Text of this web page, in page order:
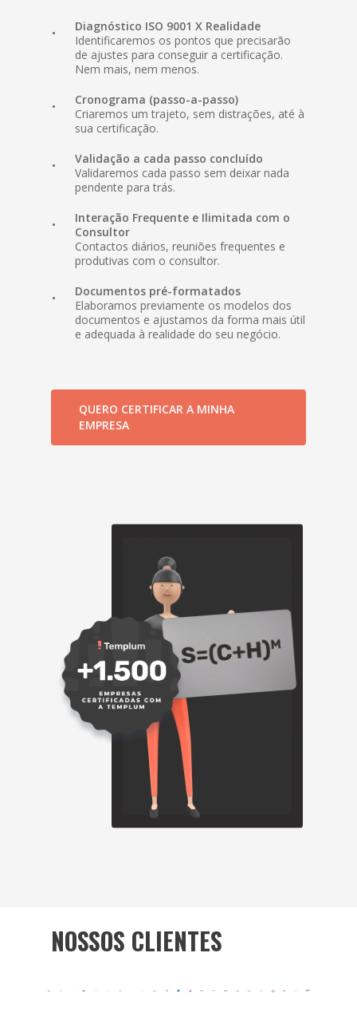
Diagnóstico ISO 9001 X Realidade
Identificaremos os pontos que precisarão
de ajustes para conseguir a certificação.
Nem mais, nem menos.
Cronograma (passo-a-passo)
Criaremos um trajeto, sem distrações, até à
sua certificação.
Validação a cada passo concluído
Validaremos cada passo sem deixar nada
pendente para trás.
Interação Frequente e Ilimitada com o
Consultor
Contactos diários, reuniões frequentes e
produtivas com o consultor.
Documentos pré-formatados
Elaboramos previamente os modelos dos
documentos e ajustamos da forma mais útil
e adequada à realidade do seu negócio.
QUERO CERTIFICAR A MINHA
EMPRESA
NOSSOS CLIENTES